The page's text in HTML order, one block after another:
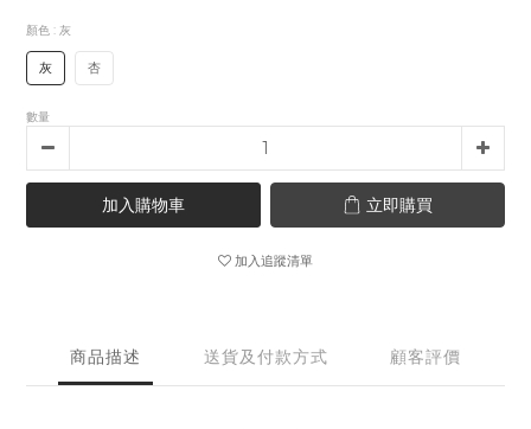
顏色 : 灰
灰 杏
數量
加入購物車 立即購買
加入追蹤清單
商品描述 送貨及付款方式 顧客評價